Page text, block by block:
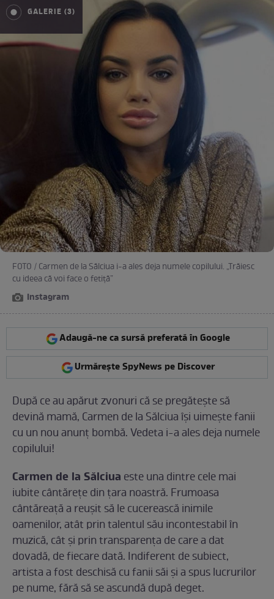
GALERIE (3)
FOTO / Carmen de la Sălciua i-a ales deja numele copilului. „Trăiesc
cu ideea că voi face o fetiță”
Instagram
Adaugă-ne ca sursă preferată în Google
Urmărește SpyNews pe Discover
După ce au apărut zvonuri că se pregătește să
devină mamă, Carmen de la Sălciua își uimește fanii
cu un nou anunț bombă. Vedeta i-a ales deja numele
copilului!
Carmen de la Sălciua este una dintre cele mai
iubite cântărețe din țara noastră. Frumoasa
cântăreață a reușit să le cucerească inimile
oamenilor, atât prin talentul său incontestabil în
muzică, cât și prin transparența de care a dat
dovadă, de fiecare dată. Indiferent de subiect,
artista a fost deschisă cu fanii săi și a spus lucrurilor
pe nume, fără să se ascundă după deget.